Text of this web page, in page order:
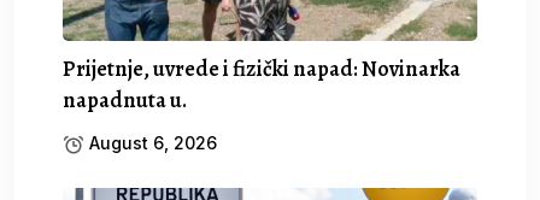
Prijetnje, uvrede i fizički napad: Novinarka
napadnuta u.
August 6, 2026